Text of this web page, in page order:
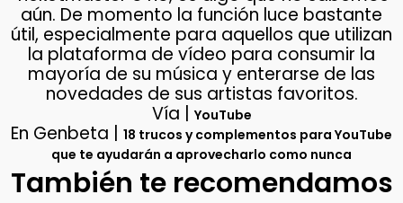
aún. De momento la función luce bastante
útil, especialmente para aquellos que utilizan
la plataforma de vídeo para consumir la
mayoría de su música y enterarse de las
novedades de sus artistas favoritos.
Vía |YouTube
En Genbeta | 18 trucos y complementos para YouTube
que te ayudarán a aprovecharlo como nunca
También te recomendamos